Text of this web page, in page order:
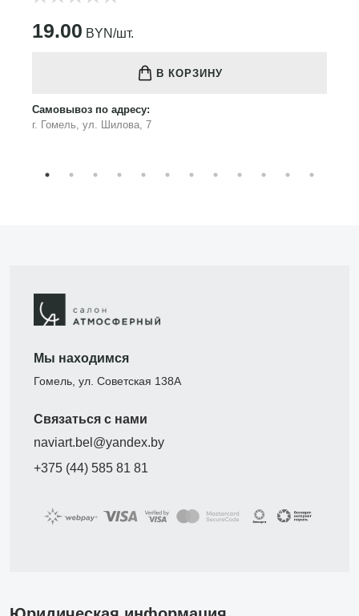
19.00 BYN/шт.
В КОРЗИНУ
Самовывоз по адресу:
г. Гомель, ул. Шилова, 7
Мы находимся
Гомель, ул. Советская 138А
Связаться с нами
naviart.bel@yandex.by
+375 (44) 585 81 81